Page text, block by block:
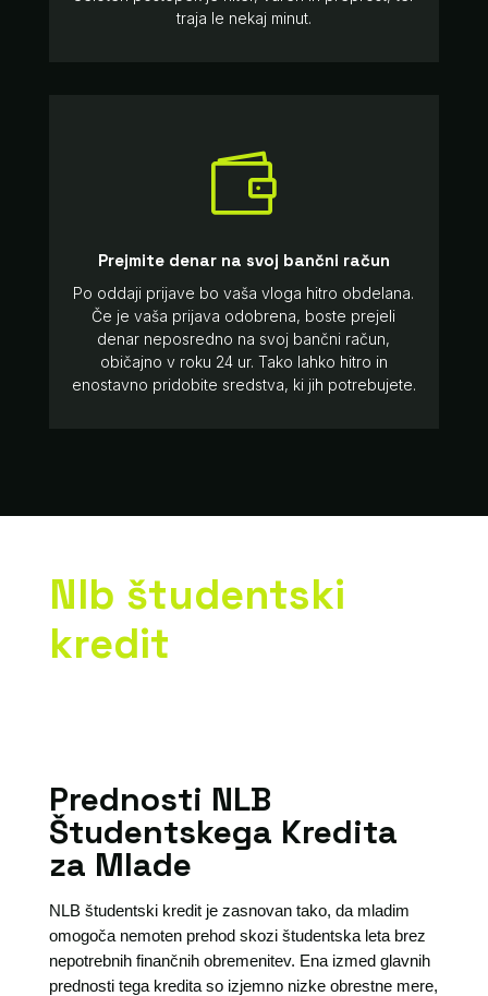
traja le nekaj minut.

Prejmite denar na svoj bančni račun
Po oddaji prijave bo vaša vloga hitro obdelana.
Če je vaša prijava odobrena, boste prejeli
denar neposredno na svoj bančni račun,
običajno v roku 24 ur. Tako lahko hitro in
enostavno pridobite sredstva, ki jih potrebujete.
Nlb študentski
kredit
Prednosti NLB
Študentskega Kredita
za Mlade
NLB študentski kredit je zasnovan tako, da mladim
omogoča nemoten prehod skozi študentska leta brez
nepotrebnih finančnih obremenitev. Ena izmed glavnih
prednosti tega kredita so izjemno nizke obrestne mere,